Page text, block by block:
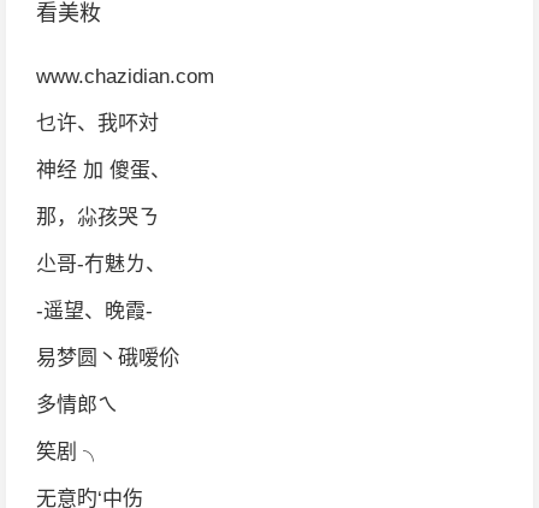
看美籹
www.chazidian.com
乜许、我吥対
神经 加 傻蛋、
那，尛孩哭ㄋ
尐哥-冇魅ㄌ、
-遥望、晚霞-
易梦圆丶硪嗳伱
多情郎ㄟ
笶剧 ╮
无意旳‘中伤